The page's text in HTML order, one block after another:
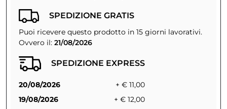
SPEDIZIONE GRATIS
Puoi ricevere questo prodotto in 15 giorni lavorativi.
Ovvero il: 21/08/2026
SPEDIZIONE EXPRESS
20/08/2026
+ € 11,00
19/08/2026
+ € 12,00